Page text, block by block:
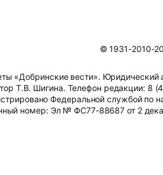
© 1931-2010-
«Добринские вести». Юридический
Т.В. Шигина. Телефон редакции: 8
Федеральной службой по
номер: Эл № ФС77-88687 от 2